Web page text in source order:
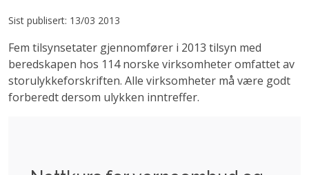
Sist publisert: 13/03 2013
Fem tilsynsetater gjennomfører i 2013 tilsyn med
beredskapen hos 114 norske virksomheter omfattet av
storulykkeforskriften. Alle virksomheter må være godt
forberedt dersom ulykken inntreffer.